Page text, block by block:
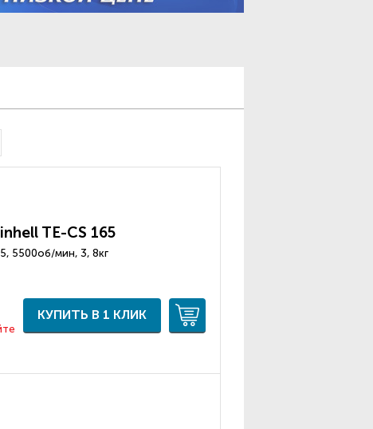
TE-CS 165
5500об/мин, 3, 8кг
КУПИТЬ В 1 КЛИК